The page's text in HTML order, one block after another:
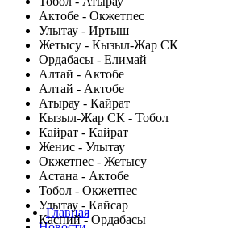
Актобе - Окжетпес
Улытау - Иртыш
Жетысу - Кызыл-Жар СК
Ордабасы - Елимай
Алтай - Актобе
Алтай - Актобе
Атырау - Кайрат
Кызыл-Жар СК - Тобол
Кайрат - Кайрат
Женис - Улытау
Окжетпес - Жетысу
Астана - Актобе
Тобол - Окжетпес
Улытау - Кайсар
Каспий - Ордабасы
Главная